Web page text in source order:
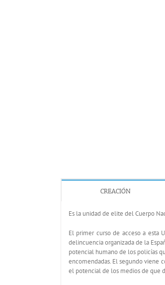
CREACIÓN
Es la unidad de elite del Cuerpo
El primer curso de acceso a esta
delincuencia organizada de la
potencial humano de los policías
encomendadas. El segundo viene
el potencial de los medios de que